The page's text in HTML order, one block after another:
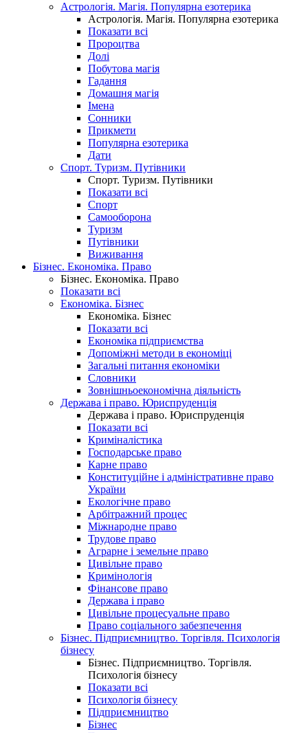
Астрологія. Магія. Популярна езотерика
Астрологія. Магія. Популярна езотерика
Показати всі
Пророцтва
Долі
Побутова магія
Гадання
Домашня магія
Імена
Сонники
Прикмети
Популярна езотерика
Дати
Спорт. Туризм. Путівники
Спорт. Туризм. Путівники
Показати всі
Спорт
Самооборона
Туризм
Путівники
Виживання
Бізнес. Економіка. Право
Бізнес. Економіка. Право
Показати всі
Економіка. Бізнес
Економіка. Бізнес
Показати всі
Економіка підприємства
Допоміжні методи в економіці
Загальні питання економіки
Словники
Зовнішньоекономічна діяльність
Держава і право. Юриспруденція
Держава і право. Юриспруденція
Показати всі
Криміналістика
Господарське право
Карне право
Конституційне і адміністративне право
України
Екологічне право
Арбітражний процес
Міжнародне право
Трудове право
Аграрне і земельне право
Цивільне право
Кримінологія
Фінансове право
Держава і право
Цивільне процесуальне право
Право соціального забезпечення
Бізнес. Підприємництво. Торгівля. Психологія
бізнесу
Бізнес. Підприємництво. Торгівля.
Психологія бізнесу
Показати всі
Психологія бізнесу
Підприємництво
Бізнес